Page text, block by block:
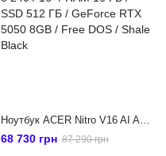
Ноутбук ACER Nitro V16 AI ANV16-42-R8ML (NH.U1HEX.00K), AMD Ryzen 5 240 / 16″ / RAM 16 ГБ / SSD 512 ГБ / GeForce RTX 5050 8GB / Free DOS / Shale Black
68 730 грн 87 290 грн